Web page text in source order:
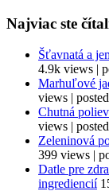
Najviac ste
Šťavnatá a
4.9k views |
Marhuľové
views |
Chutná
views |
Zeleninová
399 views |
Datle pre
ingrediencií